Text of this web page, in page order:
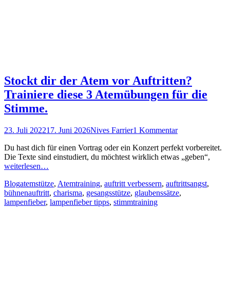
Stockt dir der Atem vor Auftritten?
Trainiere diese 3 Atemübungen für die
Stimme.
Posted
23. Juli 202217. Juni 2026Autor
Nives Farrier1 Kommentar
Du hast dich für einen Vortrag oder ein Konzert perfekt vorbereitet.
Die Texte sind einstudiert, du möchtest wirklich etwas „geben“,
weiterlesen…
Kategorien
BlogSchlagworte
atemstütze, Atemtraining, auftritt verbessern, auftrittsangst,
bühnenauftritt, charisma, gesangsstütze, glaubenssätze,
lampenfieber, lampenfieber tipps, stimmtraining